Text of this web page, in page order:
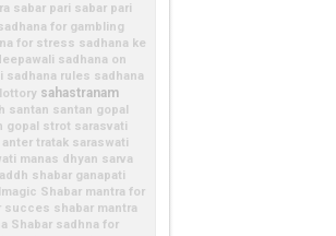
sabar pari sabar pari
for gambling
for stress sadhana ke
sadhana on
sadhana rules sadhana
sahastranam
santan santan gopal
gopal strot sarasvati
tratak saraswati
manas dhyan sarva
shabar ganapati
Shabar mantra for
succes shabar mantra
Shabar sadhna for